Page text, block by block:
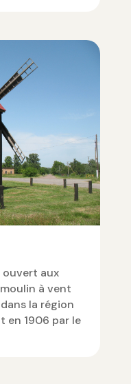
ouvert aux
à vent
la région
en 1906 par le